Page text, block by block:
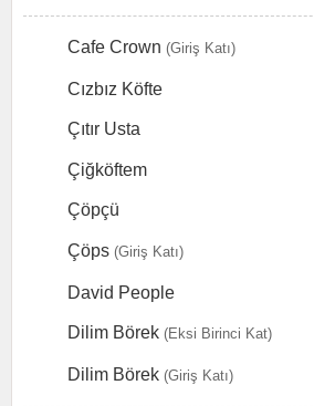
Cafe Crown (Giriş Katı)
Cızbız Köfte
Çıtır Usta
Çiğköftem
Çöpçü
Çöps (Giriş Katı)
David People
Dilim Börek (Eksi Birinci Kat)
Dilim Börek (Giriş Katı)